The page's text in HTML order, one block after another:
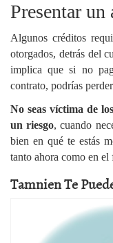
Presentar un
Algunos créditos
otorgados, detrás del
implica que si no
contrato, podrías
No seas víctima de
un riesgo, cuando
bien en qué te estás
tanto ahora como en el
Tamnien Te